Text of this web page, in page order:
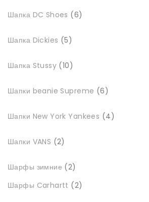
Шапка DC Shoes
6товарів
Шапка Dickies 5товарів
Шапка Stussy 10товарів
Шапки beanie Supreme 6товарів
Шапки New York Yankees 4товари
Шапки VANS 2товари
Шарфы зимние 2товари
Шарфы Carhartt
22